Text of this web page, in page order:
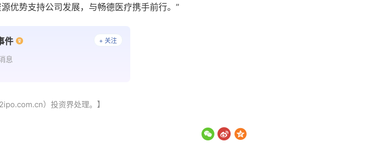
优势支持公司发展，与畅德医疗携手前行。”
件
息
+ 关注
）投资界处理。】